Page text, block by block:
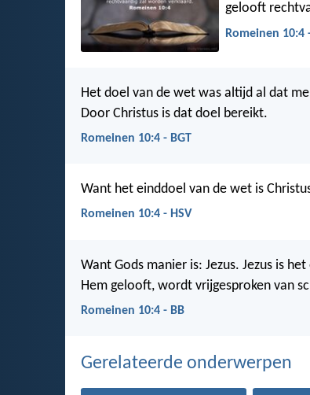
gelooft
Romeinen 10:4
Het doel van de wet was altijd al dat
Door Christus is dat doel bereikt.
Romeinen 10:4 - BGT
Want het einddoel van de wet is
Romeinen 10:4 - HSV
Want Gods manier is: Jezus. Jezus is
Hem gelooft, wordt vrijgesproken van
Romeinen 10:4 - BB
Gerelateerde onderwerpen